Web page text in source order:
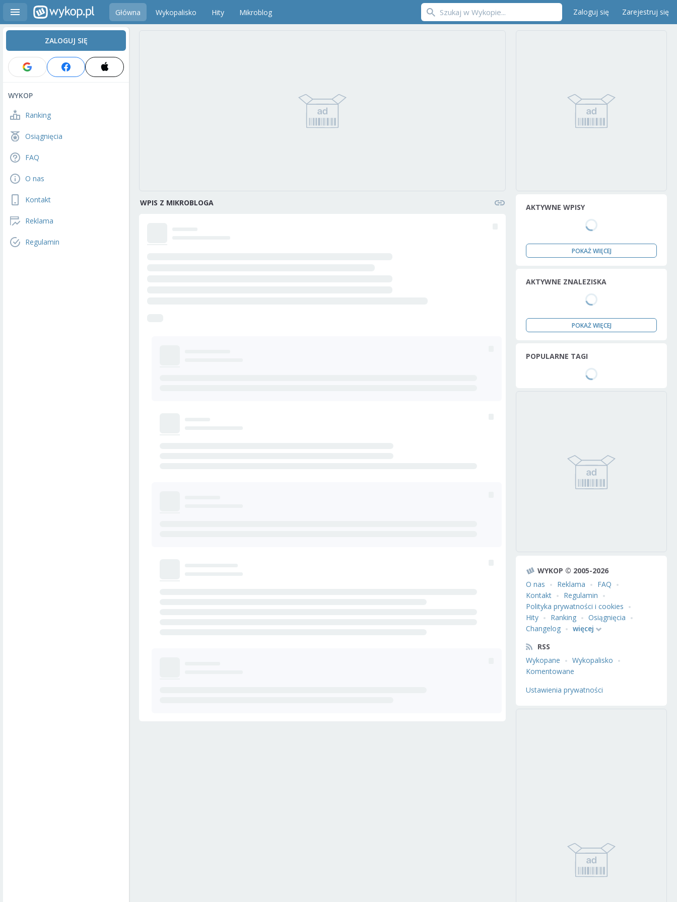
Główna Wykopalisko Hity Mikroblog Zaloguj się Zarejestruj się
ZALOGUJ SIĘ
WYKOP
Ranking
Osiągnięcia
FAQ
O nas
Kontakt
Reklama
Regulamin
WPIS Z MIKROBLOGA AKTYWNE WPISY
POKAŻ WIĘCEJ
AKTYWNE ZNALEZISKA
POKAŻ WIĘCEJ
POPULARNE TAGI
WYKOP © 2005-2026
O nas
Reklama
FAQ
Kontakt
Regulamin
Polityka prywatności i cookies
Hity
Ranking
Osiągnięcia
Changelog
więcej
RSS
Wykopane
Wykopalisko
Komentowane
Ustawienia prywatności